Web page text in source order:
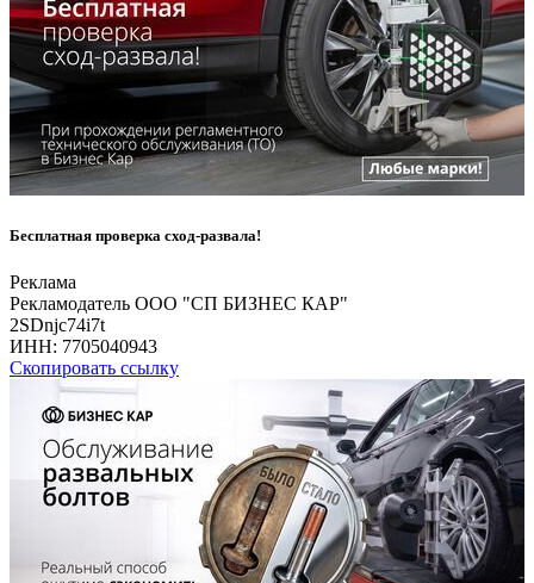
Бесплатная проверка сход-развала!
Реклама
Рекламодатель ООО "СП БИЗНЕС КАР"
2SDnjc74i7t
ИНН: 7705040943
Скопировать ссылку